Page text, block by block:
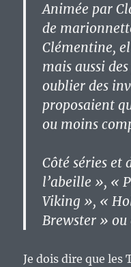
Animée par
de
Clémentine,
mais aussi
oublier des
proposaient
ou moins
Côté séries et
l’abeille », «
Viking », «
Brewster » ou
Je dois dire que les